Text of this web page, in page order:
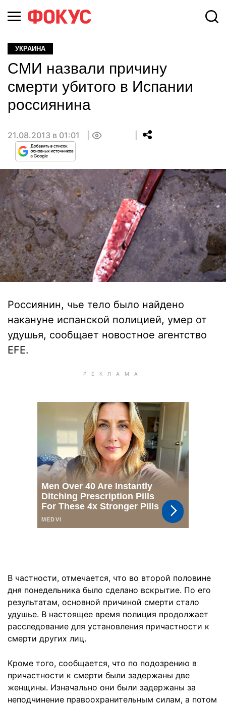
УКРАИНА
СМИ назвали причину
смерти убитого в Испании
россиянина
21.08.2013 в 01:01
Россиянин, чье тело было найдено
накануне испанской полицией, умер от
удушья, сообщает новостное агентство
EFE.
В частности, отмечается, что во второй половине
дня понедельника было сделано вскрытие. По его
результатам, основной причиной смерти стало
удушье. В настоящее время полиция продолжает
расследование для установления причастности к
смерти других лиц.
Кроме того, сообщается, что по подозрению в
причастности к смерти были задержаны две
женщины. Изначально они были задержаны за
неподчинение правоохранительным силам, а потом